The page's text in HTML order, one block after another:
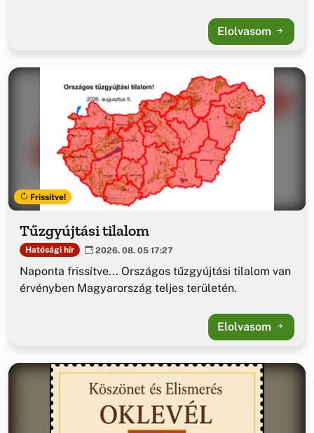
Elolvasom
Frissítve!
Tűzgyújtási tilalom
Hatósági hír 2026. 08. 05 17:27
Naponta frissítve... Országos tűzgyújtási tilalom van
érvényben Magyarország teljes területén.
Elolvasom